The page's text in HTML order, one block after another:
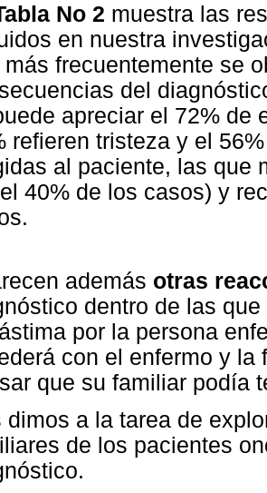
No 2 muestra las
en nuestra
más frecuentemente se
del
apreciar el 72% de
refieren tristeza y el
al paciente, las que
40% de los casos) y
además otras
dentro de las
por la persona
con el enfermo y la
que su familiar podía
dimos a la tarea de
de los pacientes